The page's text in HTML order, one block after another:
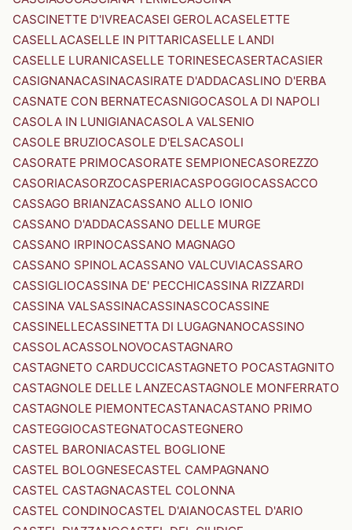
CASCINETTE D'IVREACASEI GEROLACASELETTE
CASELLACASELLE IN PITTARICASELLE LANDI
CASELLE LURANICASELLE TORINESECASERTACASIER
CASIGNANACASINACASIRATE D'ADDACASLINO D'ERBA
CASNATE CON BERNATECASNIGOCASOLA DI NAPOLI
CASOLA IN LUNIGIANACASOLA VALSENIO
CASOLE BRUZIOCASOLE D'ELSACASOLI
CASORATE PRIMOCASORATE SEMPIONECASOREZZO
CASORIACASORZOCASPERIACASPOGGIOCASSACCO
CASSAGO BRIANZACASSANO ALLO IONIO
CASSANO D'ADDACASSANO DELLE MURGE
CASSANO IRPINOCASSANO MAGNAGO
CASSANO SPINOLACASSANO VALCUVIACASSARO
CASSIGLIOCASSINA DE' PECCHICASSINA RIZZARDI
CASSINA VALSASSINACASSINASCOCASSINE
CASSINELLECASSINETTA DI LUGAGNANOCASSINO
CASSOLACASSOLNOVOCASTAGNARO
CASTAGNETO CARDUCCICASTAGNETO POCASTAGNITO
CASTAGNOLE DELLE LANZECASTAGNOLE MONFERRATO
CASTAGNOLE PIEMONTECASTANACASTANO PRIMO
CASTEGGIOCASTEGNATOCASTEGNERO
CASTEL BARONIACASTEL BOGLIONE
CASTEL BOLOGNESECASTEL CAMPAGNANO
CASTEL CASTAGNACASTEL COLONNA
CASTEL CONDINOCASTEL D'AIANOCASTEL D'ARIO